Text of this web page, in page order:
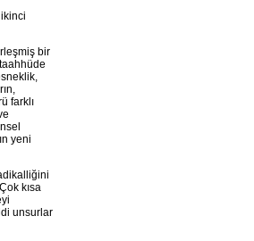
bir
farklı
yeni
kısa
unsurlar